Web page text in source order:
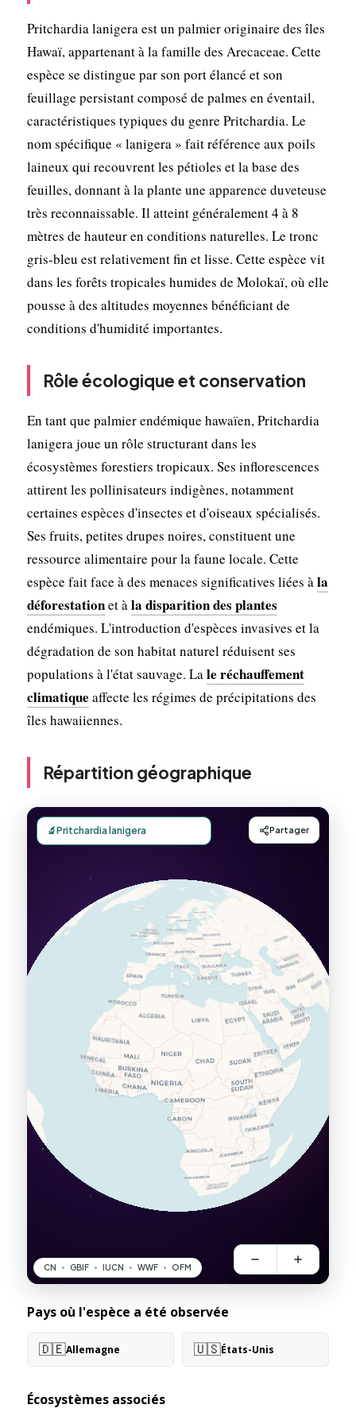
Pritchardia lanigera est un palmier originaire des îles
Hawaï, appartenant à la famille des Arecaceae. Cette
espèce se distingue par son port élancé et son
feuillage persistant composé de palmes en éventail,
caractéristiques typiques du genre Pritchardia. Le
nom spécifique « lanigera » fait référence aux poils
laineux qui recouvrent les pétioles et la base des
feuilles, donnant à la plante une apparence duveteuse
très reconnaissable. Il atteint généralement 4 à 8
mètres de hauteur en conditions naturelles. Le tronc
gris-bleu est relativement fin et lisse. Cette espèce vit
dans les forêts tropicales humides de Molokaï, où elle
pousse à des altitudes moyennes bénéficiant de
conditions d'humidité importantes.
Rôle écologique et conservation
En tant que palmier endémique hawaïen, Pritchardia
lanigera joue un rôle structurant dans les
écosystèmes forestiers tropicaux. Ses inflorescences
attirent les pollinisateurs indigènes, notamment
certaines espèces d'insectes et d'oiseaux spécialisés.
Ses fruits, petites drupes noires, constituent une
ressource alimentaire pour la faune locale. Cette
espèce fait face à des menaces significatives liées àla
déforestationet àla disparition des plantes
endémiques. L'introduction d'espèces invasives et la
dégradation de son habitat naturel réduisent ses
populations à l'état sauvage. Lale réchauffement
climatique affecte les régimes de précipitations des
îles hawaiiennes.
Répartition géographique
Pays où l'espèce a été observée
🇩🇪Allemagne 🇺🇸États-Unis
Écosystèmes associés